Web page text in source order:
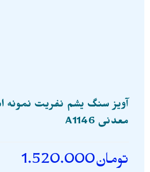
آویز سنگ یشم نفریت نمونه
معدنی A1146
تومان1.520.000